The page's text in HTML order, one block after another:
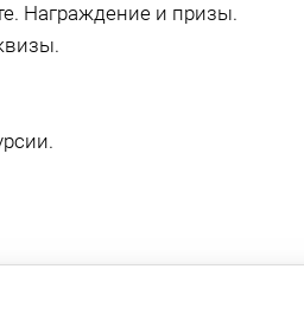
Награждение и призы.